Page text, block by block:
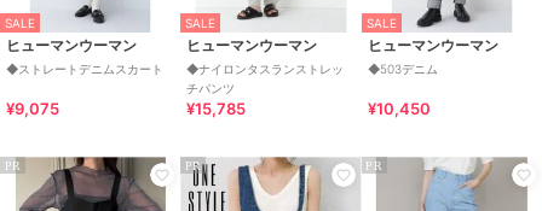
SALE
ヒューマンウーマン
◆ストレートデニムスカート
¥9,075
SALE
ヒューマンウーマン
◆ナイロンタスランストレッ
チパンツ
¥15,785
SALE
ヒューマンウーマン
◆503デニム
¥10,450
PR PR PR